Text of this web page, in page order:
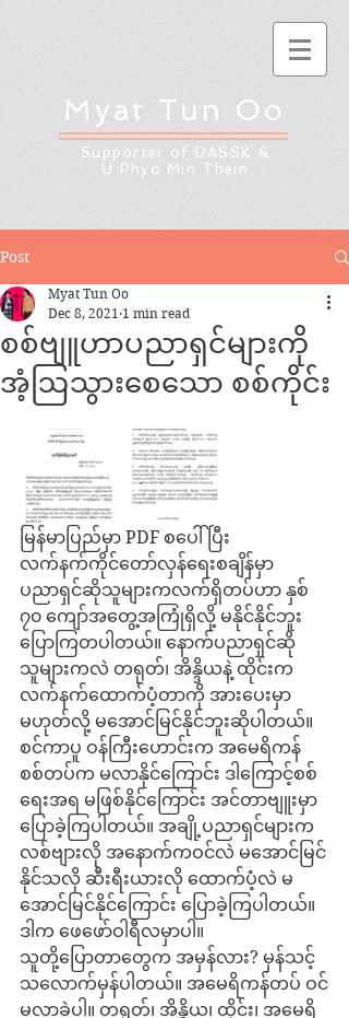
Myat Tun Oo
Supporter of DASSK &
U Phyo Min Thein
Post
စစ်ဗျူဟာပညာရှင်များကို
အံ့ဩသွားစေသော စစ်ကိုင်း
Myat Tun Oo
Dec 8, 2021 1 min read
မြန်မာပြည်မှာ PDF စပေါ်ပြီး
လက်နက်ကိုင်တော်လှန်ရေးစချိန်မှာ
ပညာရှင်ဆိုသူများကလက်ရှိတပ်ဟာ နှစ်
၇၀ ကျော်အတွေ့အကြုံရှိလို့ မနိုင်နိုင်ဘူး
ပြောကြတပါတယ်။ နောက်ပညာရှင်ဆို
သူများကလဲ တရုတ်၊ အိန္ဒိယနဲ့ ထိုင်းက
လက်နက်ထောက်ပံ့တာကို အားပေးမှာ
မဟုတ်လို့ မအောင်မြင်နိုင်ဘူးဆိုပါတယ်။
စင်ကာပူ ဝန်ကြီးဟောင်းက အမေရိကန်
စစ်တပ်က မလာနိုင်ကြောင်း ဒါကြောင့်စစ်
ရေးအရ မဖြစ်နိုင်ကြောင်း အင်တာဗျူးမှာ
ပြောခဲ့ကြပါတယ်။ အချို့ပညာရှင်များက
လစ်ဗျားလို အနောက်ကဝင်လဲ မအောင်မြင်
နိုင်သလို ဆီးရီးယားလို ထောက်ပံ့လဲ မ
အောင်မြင်နိုင်ကြောင်း ပြောခဲ့ကြပါတယ်။
ဒါက ဖေဖော်ဝါရီလမှာပါ။
သူတို့ပြောတာတွေက အမှန်လား? မှန်သင့်
သလောက်မှန်ပါတယ်။ အမေရိကန်တပ် ဝင်
မလာခဲ့ပါ။ တရုတ်၊ အိန္ဒိယ၊ ထိုင်း၊ အမေရိ